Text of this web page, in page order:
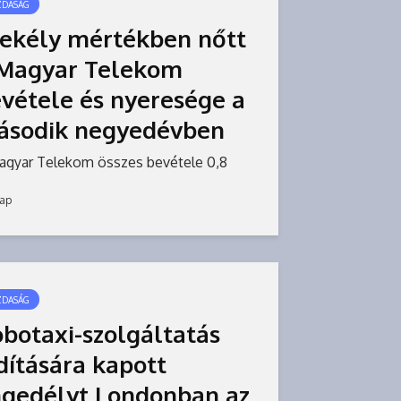
mértékben nőtt
Telekom
és nyeresége a
negyedévben
Telekom összes bevétele 0,8
nőtt a második negyedévben
a társaság szerdán közzétett
A társaság áprilistól...
szolgáltatás
kapott
Londonban az